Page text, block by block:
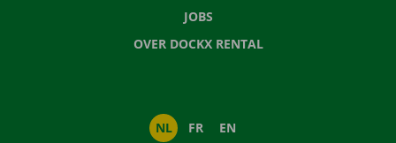
JOBS
OVER DOCKX RENTAL
NL FR EN